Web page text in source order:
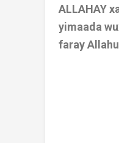
ALLAHAY
yimaada
faray